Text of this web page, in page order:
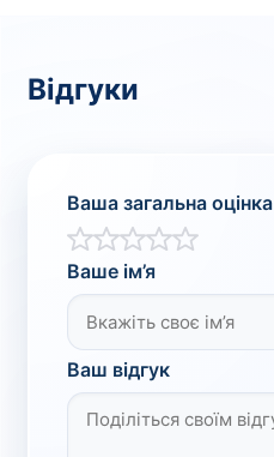
Відгуки
Ваша загальна оцінка
Ваше ім’я
Ваш відгук